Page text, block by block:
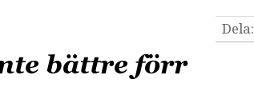
Dela:
bättre förr